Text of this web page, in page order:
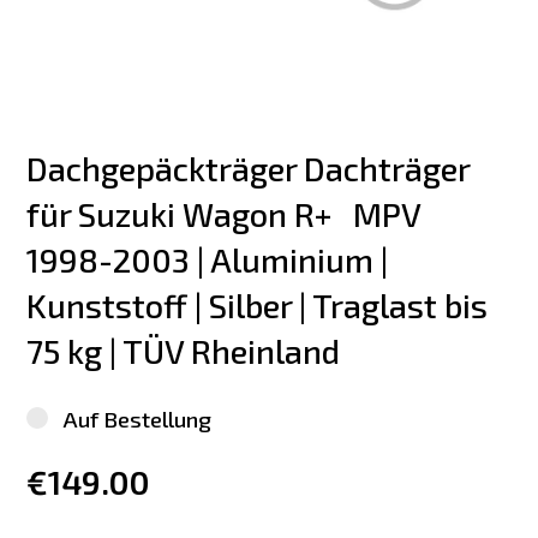
Dachgepäckträger Dachträger
für Suzuki Wagon R+   MPV
1998-2003 | Aluminium |
Kunststoff | Silber | Traglast bis
75 kg | TÜV Rheinland
Auf Bestellung
€149.00